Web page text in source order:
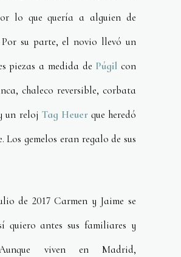
lo que quería a alguien de
su parte, el novio llevó un
piezas a medida de Púgil con
chaleco reversible, corbata
un reloj Tag Heuerque heredó
Los gemelos eran regalo de sus
de 2017 Carmen y Jaime se
quiero antes sus familiares y
viven en Madrid,